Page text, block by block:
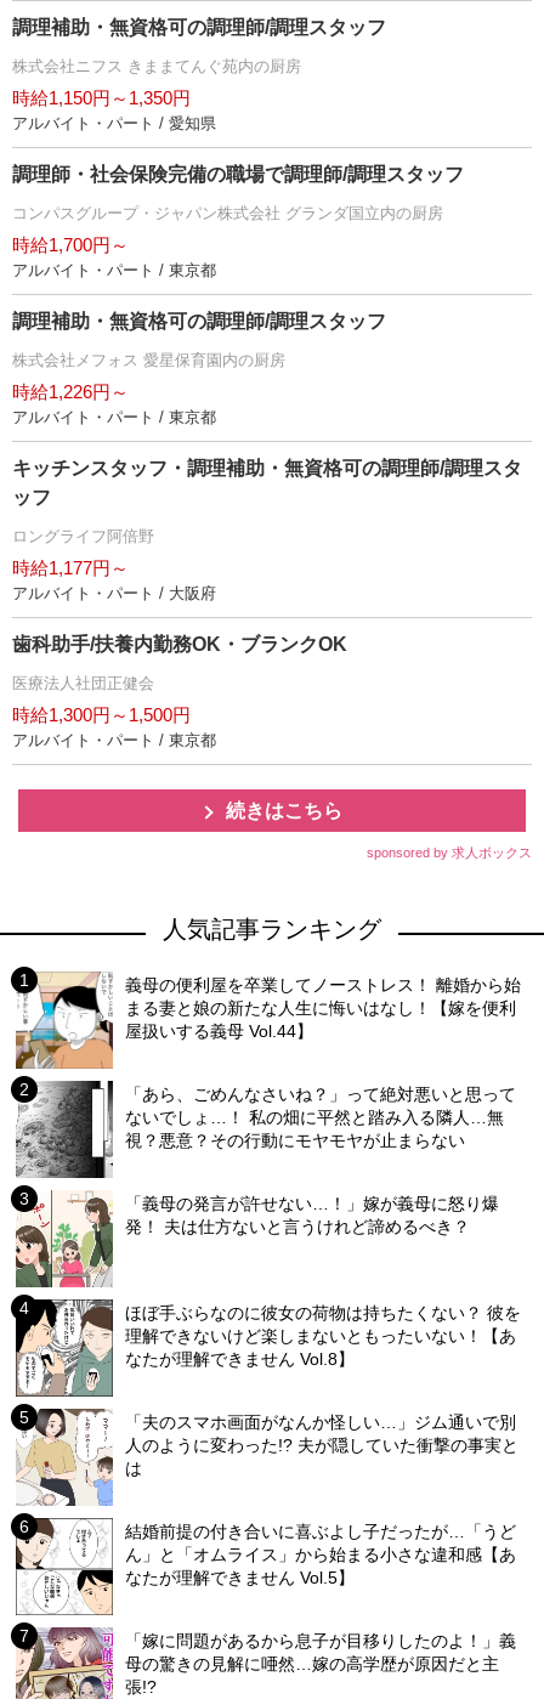
調理補助・無資格可の調理師/調理スタッフ
株式会社ニフス きままてんぐ苑内の厨房
時給1,150円～1,350円
アルバイト・パート / 愛知県
調理師・社会保険完備の職場で調理師/調理スタッフ
コンパスグループ・ジャパン株式会社 グランダ国立内の厨房
時給1,700円～
アルバイト・パート / 東京都
調理補助・無資格可の調理師/調理スタッフ
株式会社メフォス 愛星保育園内の厨房
時給1,226円～
アルバイト・パート / 東京都
キッチンスタッフ・調理補助・無資格可の調理師/調理スタ
ッフ
ロングライフ阿倍野
時給1,177円～
アルバイト・パート / 大阪府
歯科助手/扶養内勤務OK・ブランクOK
医療法人社団正健会
時給1,300円～1,500円
アルバイト・パート / 東京都
続きはこちら
sponsored by 求人ボックス
人気記事ランキング
義母の便利屋を卒業してノーストレス！ 離婚から始
まる妻と娘の新たな人生に悔いはなし！【嫁を便利
屋扱いする義母 Vol.44】
「あら、ごめんなさいね？」って絶対悪いと思って
ないでしょ…！ 私の畑に平然と踏み入る隣人…無
視？悪意？その行動にモヤモヤが止まらない
「義母の発言が許せない…！」嫁が義母に怒り爆
発！ 夫は仕方ないと言うけれど諦めるべき？
ほぼ手ぶらなのに彼女の荷物は持ちたくない？ 彼を
理解できないけど楽しまないともったいない！【あ
なたが理解できません Vol.8】
「夫のスマホ画面がなんか怪しい…」ジム通いで別
人のように変わった!? 夫が隠していた衝撃の事実と
は
結婚前提の付き合いに喜ぶよし子だったが…「うど
ん」と「オムライス」から始まる小さな違和感【あ
なたが理解できません Vol.5】
「嫁に問題があるから息子が目移りしたのよ！」義
母の驚きの見解に唖然…嫁の高学歴が原因だと主
張!?